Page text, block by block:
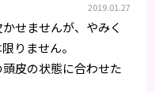
2019.01.27
せませんが、やみく
りません。
皮の状態に合わせた